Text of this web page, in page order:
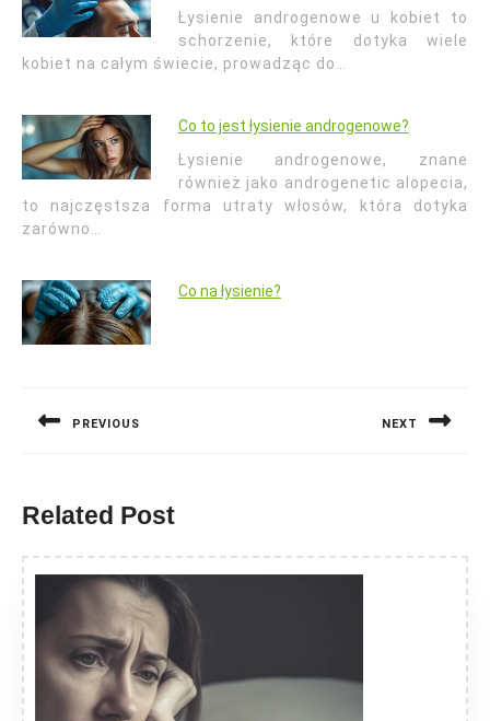
Łysienie androgenowe u kobiet to
schorzenie, które dotyka wiele
kobiet na całym świecie, prowadząc do…
Co to jest łysienie androgenowe?
Łysienie androgenowe, znane
również jako androgenetic alopecia,
to najczęstsza forma utraty włosów, która dotyka
zarówno…
Co na łysienie?
PREVIOUS NEXT
Related Post